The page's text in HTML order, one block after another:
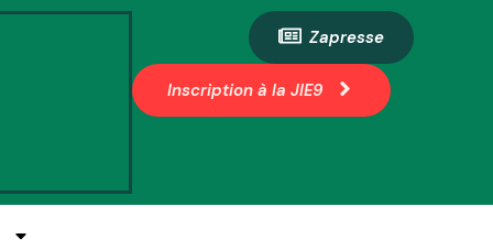
Zapresse
Inscription à la JIE9